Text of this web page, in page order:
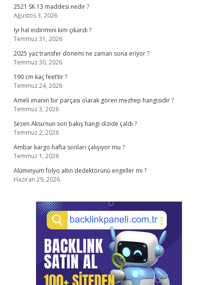
2521 SK 13 maddesi nedir ?
Ağustos 3, 2026
İyi hal indirimini kim çıkardı ?
Temmuz 31, 2026
2025 yaz transfer dönemi ne zaman sona eriyor ?
Temmuz 30, 2026
190 cm kaç feet’tir ?
Temmuz 24, 2026
Ameli imanın bir parçası olarak gören mezhep hangisidir ?
Temmuz 3, 2026
Sezen Aksu’nun son bakış hangi dizide çaldı ?
Temmuz 2, 2026
Ambar kargo hafta sonları çalışıyor mu ?
Temmuz 1, 2026
Alüminyum folyo altın dedektörünü engeller mi ?
Haziran 29, 2026